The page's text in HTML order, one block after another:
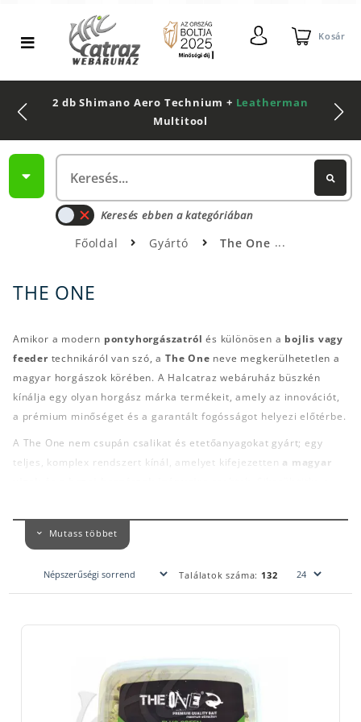
Kosár
2 db Shimano Aero Technium + Leatherman
Multitool
Keresés ebben a kategóriában
Főoldal Gyártó The One
THE ONE
Amikor a modern pontyhorgászatról és különösen a bojlis vagy
feedertechnikáról van szó, aThe One neve megkerülhetetlen a
magyar horgászok körében. A Halcatraz webáruház büszkén
kínálja egy olyan horgász márka termékeit, amely az innovációt,
a prémium minőséget és a garantált fogósságot helyezi előtérbe.
A The One nem csupán csalikat és etetőanyagokat gyárt; egy
teljes, komplex rendszert kínál, amelyet kifejezetten a magyar
visszajelzések és a kompromisszumot nem tűrő alapanyag-
használat.
MIÉRT A THE ONE A TÖKÉLETES VÁLASZTÁS?
Legyél akár hobbi horgász, akár elhivatott versenyhorgász, a The
márka termékei mögött valós tapasztalat és tudatos fejlesztés
Garantált fogósság:
A The One csalik és etetőanyagok egyedi
Mutass többet
Találatok száma: 132